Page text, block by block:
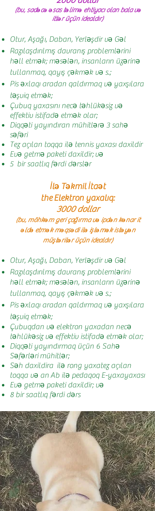
(bu, sadəcə əsas təlimə ehtiyacı olan bala və
itlər üçün idealdır)
Otur, Aşağı, Daban, Yerləşdir və Gəl
Razılaşdırılmış davranış problemlərini
həll etmək; məsələn, insanların üzərinə
tullanmaq, qayış çəkmək və s.;
Pis əxlaqı aradan qaldırmaq və yaxşılara
təşviq etmək;
Çubuq yaxasını necə təhlükəsiz və
effektiv istifadə etmək olar;
Diqqəti yayındıran mühitlərə 3 sahə
səfəri
Tez açılan toqqa ilə tennis yaxası daxildir
Evə getmə paketi daxildir;və
5 bir saatlıq fərdi dərslər
İlə Təkmil İtaət
theElektron yaxalıq:
3000 dollar
(bu, möhkəm geri çağırma və ipdən kənar it
əldə etmək məqsədi ilə işləmək istəyən
müştərilər üçün idealdır)
Otur, Aşağı, Daban, Yerləşdir və Gəl
Razılaşdırılmış davranış problemlərini
həll etmək; məsələn, insanların üzərinə
tullanmaq, qayış çəkmək və s.;
Pis əxlaqı aradan qaldırmaq və yaxşılara
təşviq etmək;
Çubuqdan və elektron yaxadan necə
təhlükəsiz və effektiv istifadə etmək olar;
Diqqəti yayındırmaq üçün 6 Sahə
Səfərlərimühitlər;
Səh daxildira ilə rong yaxatez açılan
toqqa və anAb ilə pedaqoq E-yaxayaxası
Evə getmə paketi daxildir; və
8 bir saatlıq fərdi dərs